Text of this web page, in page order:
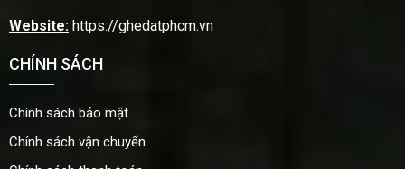
Website: https://ghedatphcm.vn
CHÍNH SÁCH
Chính sách bảo mật
Chính sách vận chuyển